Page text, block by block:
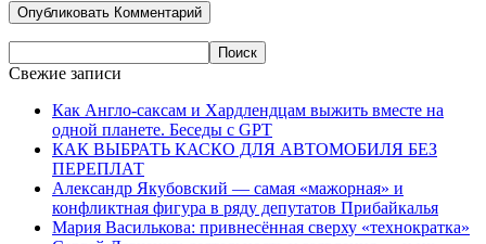
Свежие записи
Как Англо-саксам и Хардлендцам выжить вместе на
одной планете. Беседы с GPT
КАК ВЫБРАТЬ КАСКО ДЛЯ АВТОМОБИЛЯ БЕЗ
ПЕРЕПЛАТ
Александр Якубовский — самая «мажорная» и
конфликтная фигура в ряду депутатов Прибайкалья
Мария Василькова: привнесённая сверху «технократка»